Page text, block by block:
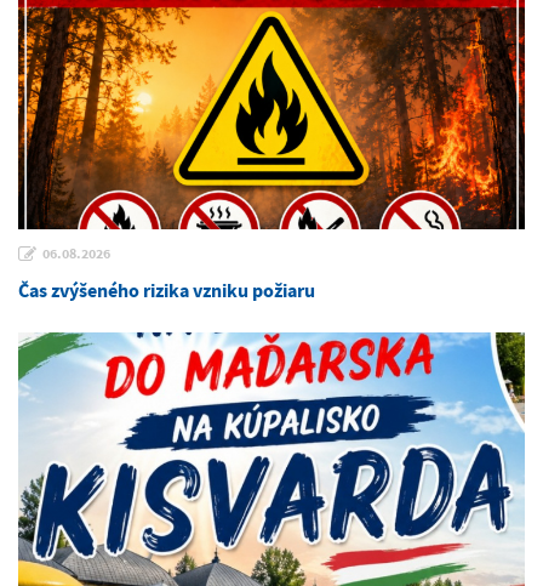
06.08.2026
Čas zvýšeného rizika vzniku požiaru